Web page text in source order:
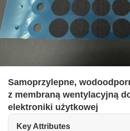
Samoprzylepne,
z membraną wentylacyjną
elektroniki użytkowej
Key Attributes